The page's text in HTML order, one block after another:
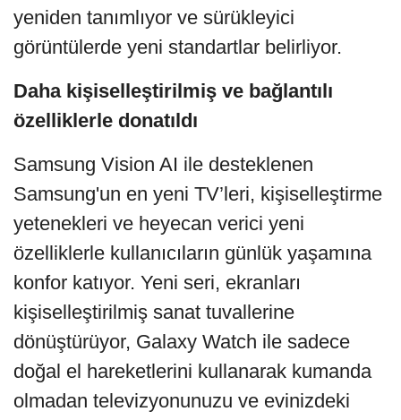
yeniden tanımlıyor ve sürükleyici
görüntülerde yeni standartlar belirliyor.
Daha kişiselleştirilmiş ve bağlantılı
özelliklerle donatıldı
Samsung Vision AI ile desteklenen
Samsung'un en yeni TV’leri, kişiselleştirme
yetenekleri ve heyecan verici yeni
özelliklerle kullanıcıların günlük yaşamına
konfor katıyor. Yeni seri, ekranları
kişiselleştirilmiş sanat tuvallerine
dönüştürüyor, Galaxy Watch ile sadece
doğal el hareketlerini kullanarak kumanda
olmadan televizyonunuzu ve evinizdeki